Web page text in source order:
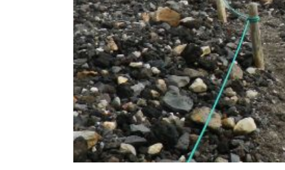
花は・・・・・